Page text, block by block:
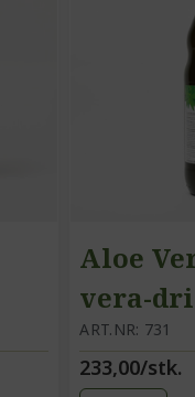
Aloe
vera-
ART.NR: 731
233,00/stk.